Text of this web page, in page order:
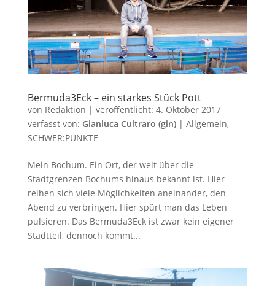
Bermuda3Eck – ein starkes Stück Pott
von Redaktion | veröffentlicht: 4. Oktober 2017
verfasst von: Gianluca Cultraro (gin)| Allgemein,
SCHWER:PUNKTE
Mein Bochum. Ein Ort, der weit über die
Stadtgrenzen Bochums hinaus bekannt ist. Hier
reihen sich viele Möglichkeiten aneinander, den
Abend zu verbringen. Hier spürt man das Leben
pulsieren. Das Bermuda3Eck ist zwar kein eigener
Stadtteil, dennoch kommt...